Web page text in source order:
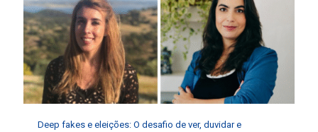
Deep fakes e eleições: O desafio de ver, duvidar e